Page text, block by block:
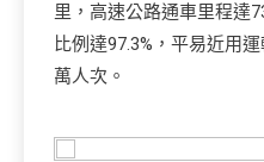
里，高速公路通車里程達
比例達97.3%，平易近用
萬人次。